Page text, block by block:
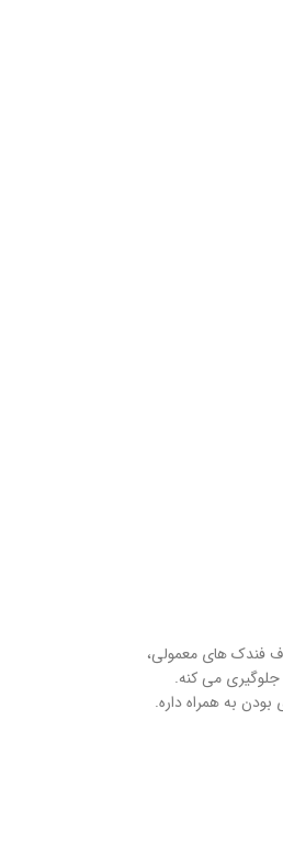
فندک‌ های معمولی،
می‌ کنه.
به همراه داره.